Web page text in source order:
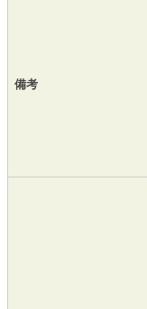
備考